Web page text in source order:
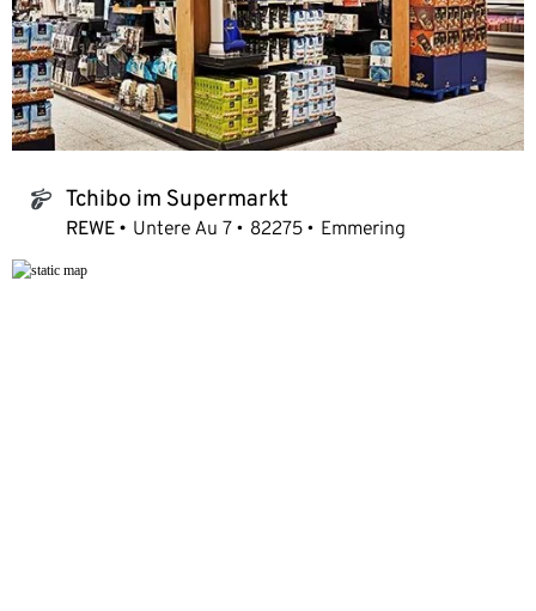
tchibo_logo Tchibo im Supermarkt
REWE Untere Au 7 82275 Emmering